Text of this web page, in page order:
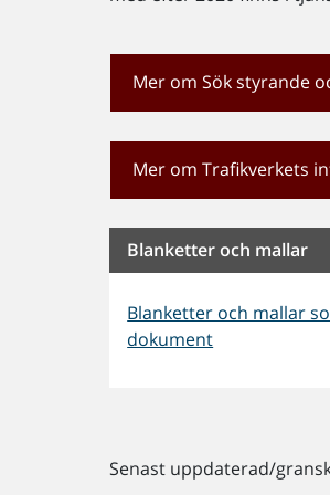
Mer om Sök styrande
Mer om Trafikverkets
Blanketter och mallar
Blanketter och mallar
dokument
Senast uppdaterad/